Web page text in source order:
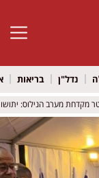
פתח
נדל"ן בריאות
מערב הנילוס: יתושות
מערב הנילוס: יתושות